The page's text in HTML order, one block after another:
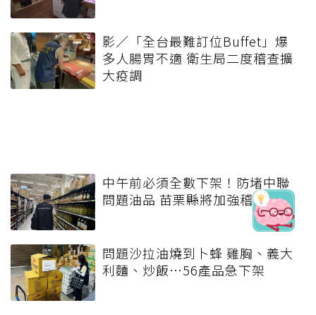
影／「全台最難訂位Buffet」爆
多人腸胃不適 衛生局二度稽查擴
大疫調
中午前必須全數下架！防堵中聯
問題油品 苗栗縣將加強稽查
問題沙拉油燒到卜蜂 雞胸、義大
利麵、炒飯…56產品急下架